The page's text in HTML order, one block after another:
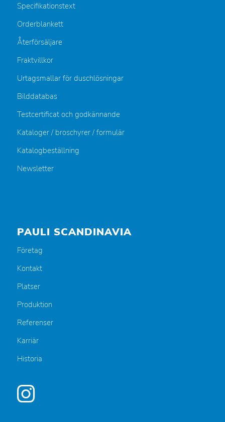
Specifikationstext
Orderblankett
Återförsäljare
Fraktvillkor
Urtagsmallar för duschlösningar
Bilddatabas
Testcertificat och godkännande
Kataloger / broschyrer / formulär
Katalogbeställning
Newsletter
PAULI SCANDINAVIA
Företag
Kontakt
Platser
Produktion
Referenser
Karriär
Historia